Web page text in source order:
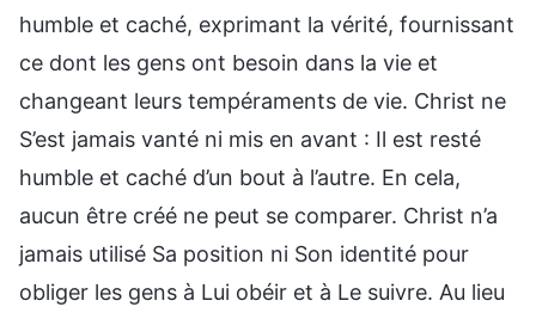
humble et caché, exprimant la vérité, fournissant
ce dont les gens ont besoin dans la vie et
changeant leurs tempéraments de vie. Christ ne
S’est jamais vanté ni mis en avant : Il est resté
humble et caché d’un bout à l’autre. En cela,
aucun être créé ne peut se comparer. Christ n’a
jamais utilisé Sa position ni Son identité pour
obliger les gens à Lui obéir et à Le suivre. Au lieu